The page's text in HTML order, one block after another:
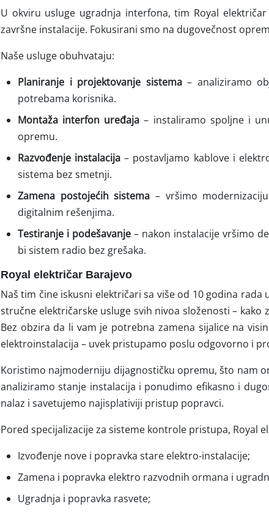
U okviru usluge ugradnja interfona, tim Royal
završne instalacije. Fokusirani smo na dugovečnost
Naše usluge obuhvataju:
Planiranje i projektovanje sistema– analiziramo
potrebama korisnika.
Montaža interfon uređaja – instaliramo spoljne i
opremu.
Razvođenje instalacija – postavljamo kablove i
sistema bez smetnji.
Zamena postojećih sistema – vršimo
digitalnim rešenjima.
Testiranje i podešavanje– nakon instalacije vršimo
bi sistem radio bez grešaka.
Royal električar Barajevo
Naš tim čine iskusni električari sa više od 10 godina
stručne električarske usluge svih nivoa složenosti –
Bez obzira da li vam je potrebna zamena sijalice na
elektroinstalacija – uvek pristupamo poslu odgovorno i
Koristimo najmoderniju dijagnostičku opremu, što nam
analiziramo stanje instalacija i ponudimo efikasno i
nalaz i savetujemo najisplativiji pristup popravci.
Pored specijalizacije za sisteme kontrole pristupa, Royal
Izvođenje nove i popravka stare elektro-instalacije;
Zamena i popravka elektro razvodnih ormana i
Ugradnja i popravka rasvete;